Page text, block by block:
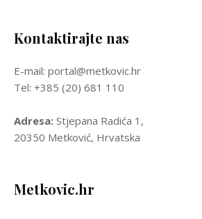
Kontaktirajte nas
E-mail: portal@metkovic.hr
Tel: +385 (20) 681 110
Adresa: Stjepana Radića 1,
20350 Metković, Hrvatska
Metkovic.hr